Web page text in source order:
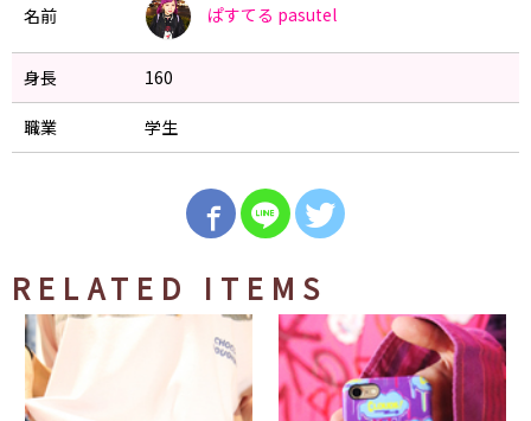
名前 ぱすてる pasutel
身長 160
職業 学生
RELATED ITEMS